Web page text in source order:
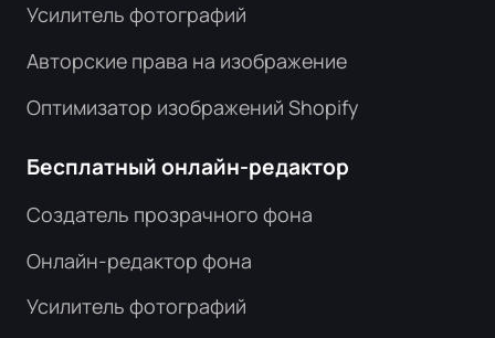
Усилитель фотографий
Авторские права на изображение
Оптимизатор изображений Shopify
Бесплатный онлайн-редактор
Создатель прозрачного фона
Онлайн-редактор фона
Усилитель фотографий